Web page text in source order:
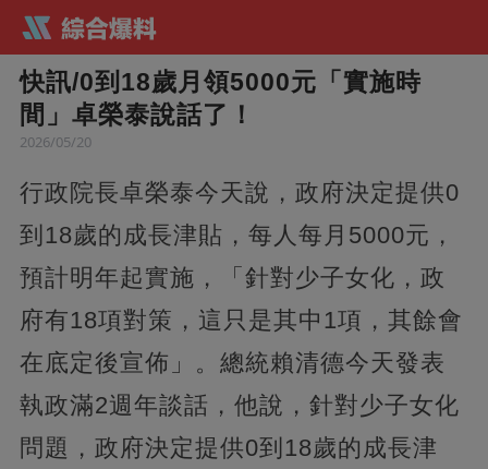
快訊/0到18歲月領5000元「實施時
間」卓榮泰說話了！
2026/05/20
行政院長卓榮泰今天說，政府決定提供0
到18歲的成長津貼，每人每月5000元，
預計明年起實施，「針對少子女化，政
府有18項對策，這只是其中1項，其餘會
在底定後宣佈」。總統賴清德今天發表
執政滿2週年談話，他說，針對少子女化
問題，政府決定提供0到18歲的成長津